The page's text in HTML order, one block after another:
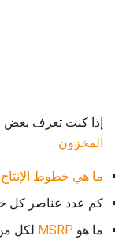
إذا كنت تعرف بعض
المخزون :
ما هي خطوط الإنتاج
كم عدد عناصر كل
ما هو MSRP لكل